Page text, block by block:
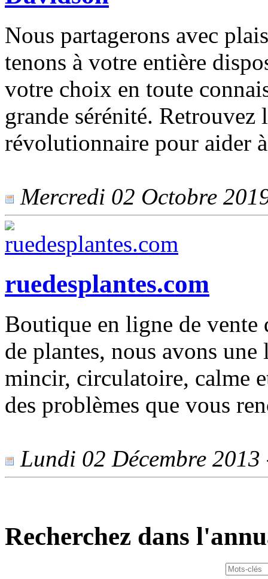
Nous partagerons avec
tenons à votre entière
votre choix en toute
grande sérénité. Retrouvez
révolutionnaire pour aider
Mercredi 02 Octobre
ruedesplantes.com
Boutique en ligne de vente
de plantes, nous avons
mincir, circulatoire, calme
des problèmes que vous
Lundi 02 Décembre 2013
Recherchez dans